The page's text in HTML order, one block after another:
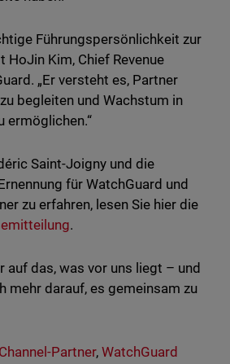
Führungspersönlichkeit zur
HoJin Kim, Chief Revenue
„Er versteht es, Partner
begleiten und Wachstum in
ermöglichen.“
Saint-Joigny und die
für WatchGuard und
zu erfahren, lesen Sie hier die
.
auf das, was vor uns liegt – und
mehr darauf, es gemeinsam zu
Channel-Partner,WatchGuard